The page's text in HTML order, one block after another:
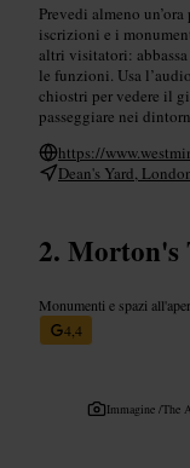
Prevedi almeno
iscrizioni e i
altri visitatori:
le funzioni. Usa
chiostri per vedere il
passeggiare nei
https://
Dean's Yard,
Morton's
Monumenti e spazi
4,4
Immagine /The